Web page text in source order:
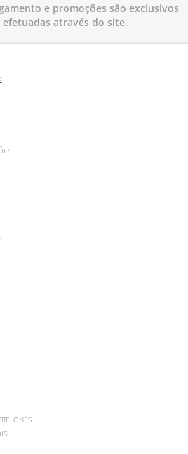
e promoções são exclusivos
através do site.